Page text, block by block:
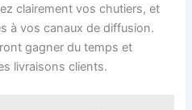
clairement vos chutiers, et
à vos canaux de diffusion.
gagner du temps et
livraisons clients.